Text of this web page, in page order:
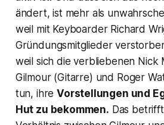
ändert, ist mehr als
weil mit Keyboarder Richard
Gründungsmitglieder
weil sich die verbliebenen Nick
Gilmour (Gitarre) und Roger
tun, ihreVorstellungen und
Hut zu bekommen. Das